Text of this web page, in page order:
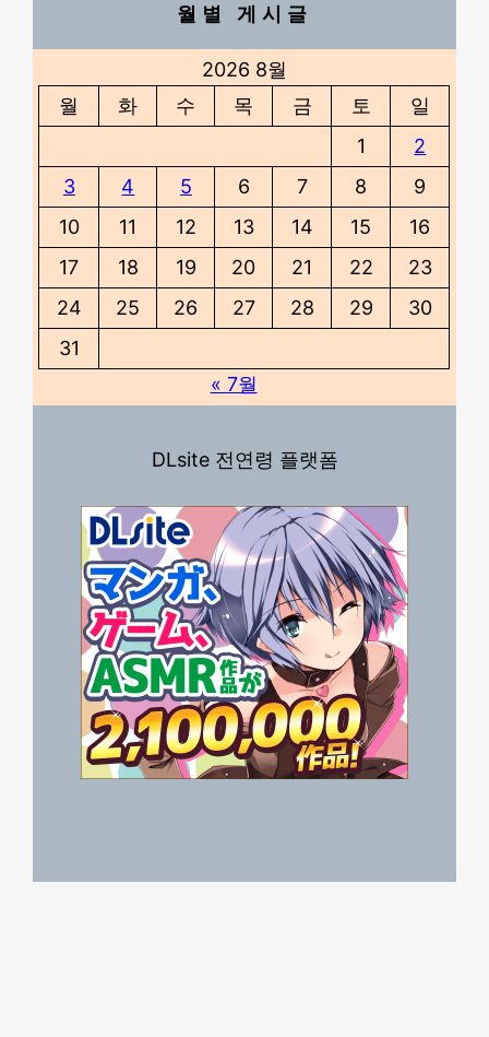
월별 게시글
2026 8월
월
화 수 목 금 토
일
1
2
3
4 5 6 7 8
9
10
11 12 13 14 15
16
17
18 19 20 21 22
23
24
25 26 27 28 29
30
31
« 7월
DLsite 전연령 플랫폼